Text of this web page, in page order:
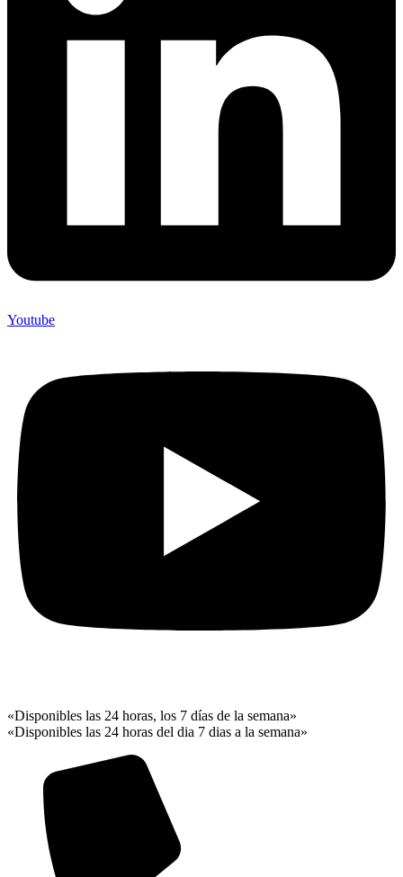
Youtube
«Disponibles las 24 horas, los 7 días de la semana»
«Disponibles las 24 horas del dia 7 dias a la semana»